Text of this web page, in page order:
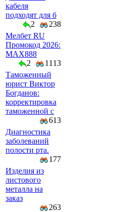
кабеля
подходят для б
2
238
Мелбет RU
Промокод 2026:
MAX888
2
1113
Таможенный
юрист Виктор
Богданов:
корректировка
таможенной с
613
Диагностика
заболеваний
полости рта.
177
Изделия из
листового
металла на
заказ
263